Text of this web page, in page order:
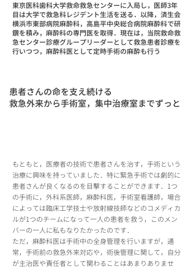
東京医科歯科大学救命救急センターに入局し，医師3年
目は大学で救急科レジデント生活を送る．以降，済生会
横浜市東部病院麻酔科，高島平中央総合病院麻酔科で研
鑽を積み，麻酔科の専門医を取得．現在は，当院救命救
急センター診療グループリーダーとして救急患者診療を
行いつつ，麻酔科医として定時手術の麻酔も行う
患者さんの命を支え続ける
救急外来から手術室，集中治療室までずっと
もともと，医療者の技術で患者さんを治す，手術という
治療に興味を持っていました．特に緊急手術では劇的に
患者さんが良くなるのを目撃することができます．1つ
の手術に，外科系医師，麻酔科医，手術室看護師，場合
によっては臨床工学技士や放射線技師などのコメディカ
ルが1つのチームになって一人の患者を救う，このメン
バーの一人に私もなりたかったのです．
​ただ，麻酔科医は手術中の全身管理を行いますが，通
常，手術前の救急外来対応や，術後管理に関して，自分
が主治医や責任者として関わることはあまりありませ